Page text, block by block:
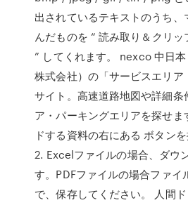
出されているテキストのうち、
んだものを “ 読み取り＆クリ
” してくれます。 nexco 中日
株式会社）の「サービスエリア
サイト。高速道路地図や詳細条
ア・パーキングエリアを探せま
ドする資料の右にある ボタンを
2. Excelファイルの場合、ダウ
す。PDFファイルの場合ファイ
で、保存してください。 人間